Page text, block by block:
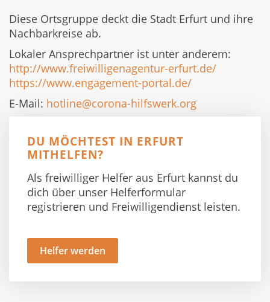
Diese Ortsgruppe deckt die Stadt Erfurt und ihre
Nachbarkreise ab.
Lokaler Ansprechpartner ist unter anderem:
http://www.freiwilligenagentur-erfurt.de/
https://www.engagement-portal.de/
E-Mail: hotline@corona-hilfswerk.org
DU MÖCHTEST IN ERFURT
MITHELFEN?
Als freiwilliger Helfer aus Erfurt kannst du
dich über unser Helferformular
registrieren und Freiwilligendienst leisten.
Helfer werden